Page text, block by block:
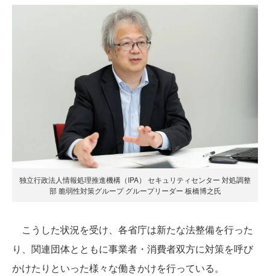
独立行政法人情報処理推進機構（IPA） セキュリティセンター 対処調整
部 脆弱性対策グループ グループリーダー 板橋博之氏
こうした状況を受け、各省庁は新たな法整備を行った
り、関連団体とともに事業者・消費者双方に対策を呼び
かけたりといった様々な働きかけを行っている。